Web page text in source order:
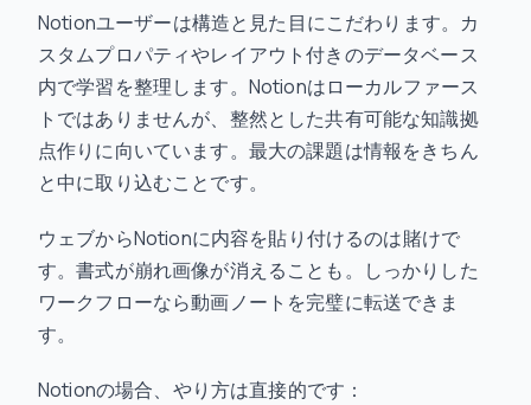
Notionユーザーは構造と見た目にこだわります。カ
スタムプロパティやレイアウト付きのデータベース
内で学習を整理します。Notionはローカルファース
トではありませんが、整然とした共有可能な知識拠
点作りに向いています。最大の課題は情報をきちん
と中に取り込むことです。
ウェブからNotionに内容を貼り付けるのは賭けで
す。書式が崩れ画像が消えることも。しっかりした
ワークフローなら動画ノートを完璧に転送できま
す。
Notionの場合、やり方は直接的です：